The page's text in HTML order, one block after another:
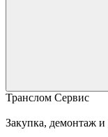
Транслом Сервис
Закупка, демонтаж и